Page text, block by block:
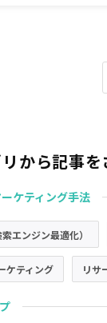
から記事を
ケティング手法
エンジン最適化）
ケティング リサ